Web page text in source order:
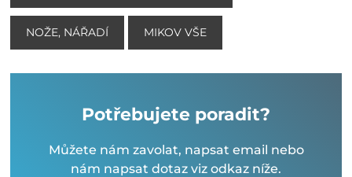
NOŽE, NÁŘADÍ MIKOV VŠE
Potřebujete poradit?
Můžete nám zavolat, napsat email nebo
nám napsat dotaz viz odkaz níže.